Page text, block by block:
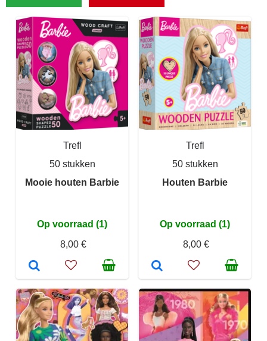
Trefl
50 stukken
Mooie houten Barbie
Op voorraad (1)
8,00 €
Trefl
50 stukken
Houten Barbie
Op voorraad (1)
8,00 €